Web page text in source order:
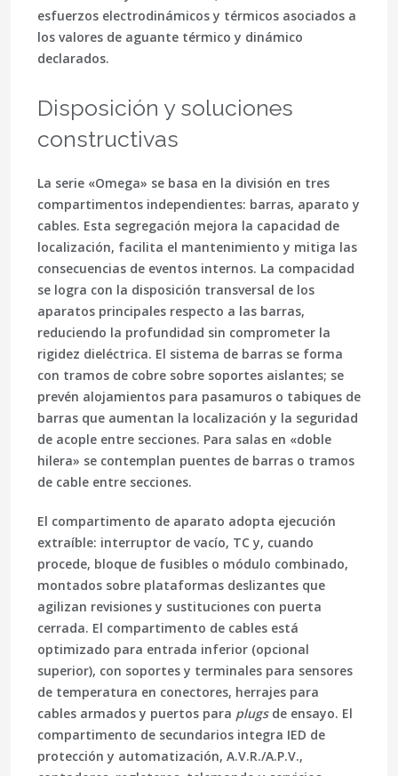
esfuerzos electrodinámicos y térmicos asociados a
los valores de aguante térmico y dinámico
declarados.
Disposición y soluciones
constructivas
La serie «Omega» se basa en la división en tres
compartimentos independientes: barras, aparato y
cables. Esta segregación mejora la capacidad de
localización, facilita el mantenimiento y mitiga las
consecuencias de eventos internos. La compacidad
se logra con la disposición transversal de los
aparatos principales respecto a las barras,
reduciendo la profundidad sin comprometer la
rigidez dieléctrica. El sistema de barras se forma
con tramos de cobre sobre soportes aislantes; se
prevén alojamientos para pasamuros o tabiques de
barras que aumentan la localización y la seguridad
de acople entre secciones. Para salas en «doble
hilera» se contemplan puentes de barras o tramos
de cable entre secciones.
El compartimento de aparato adopta ejecución
extraíble: interruptor de vacío, TC y, cuando
procede, bloque de fusibles o módulo combinado,
montados sobre plataformas deslizantes que
agilizan revisiones y sustituciones con puerta
cerrada. El compartimento de cables está
optimizado para entrada inferior (opcional
superior), con soportes y terminales para sensores
de temperatura en conectores, herrajes para
cables armados y puertos para plugsde ensayo. El
compartimento de secundarios integra IED de
protección y automatización, A.V.R./A.P.V.,